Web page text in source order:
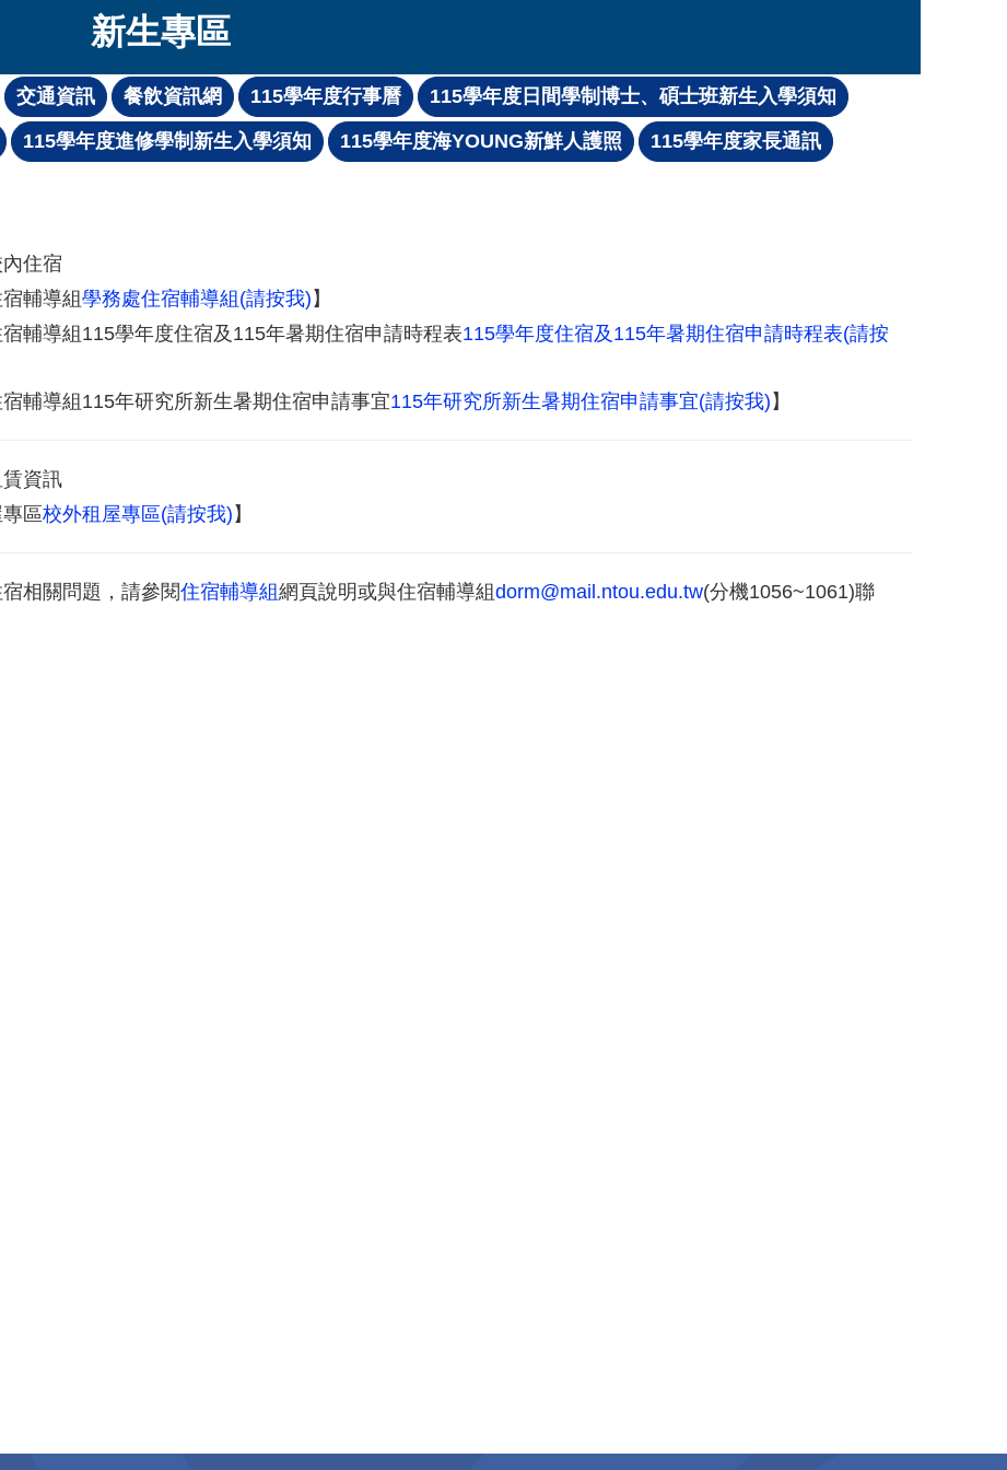
新生專區
住宿
宿輔導組學務處住宿輔導組(請按我) 】
宿輔導組115學年度住宿及115年暑期住宿申請時程表115學年度住宿及115年暑期住宿申請時程表(請按
宿輔導組115年研究所新生暑期住宿申請事宜115年研究所新生暑期住宿申請事宜(請按我) 】
資訊
專區校外租屋專區(請按我) 】
相關問題，請參閱住宿輔導組網頁說明或與住宿輔導組dorm@mail.ntou.edu.tw(分機1056~1061)聯